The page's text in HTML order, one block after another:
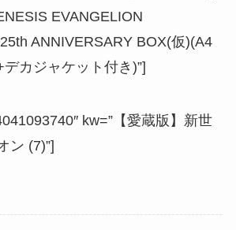
EVANGELION
ANNIVERSARY BOX(仮)(A4
カジャケット付き)”]
kw=”【愛蔵版】新世
ン (7)”]